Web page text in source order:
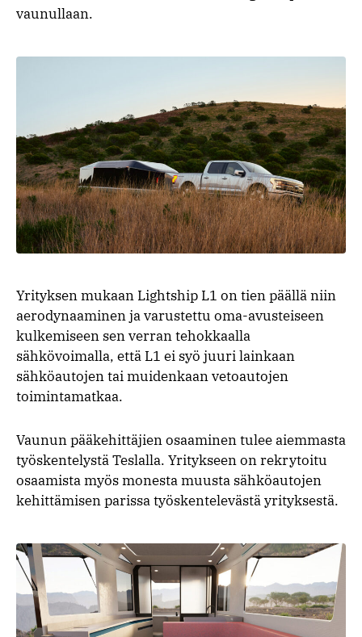
vaunullaan.
Yrityksen mukaan Lightship L1 on tien päällä niin
aerodynaaminen ja varustettu oma-avusteiseen
kulkemiseen sen verran tehokkaalla
sähkövoimalla, että L1 ei syö juuri lainkaan
sähköautojen tai muidenkaan vetoautojen
toimintamatkaa.
Vaunun pääkehittäjien osaaminen tulee aiemmasta
työskentelystä Teslalla. Yritykseen on rekrytoitu
osaamista myös monesta muusta sähköautojen
kehittämisen parissa työskentelevästä yrityksestä.